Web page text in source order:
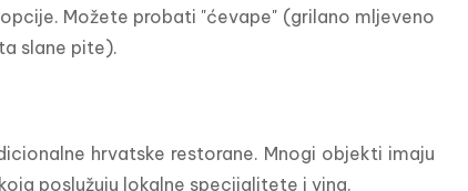
Možete probati "ćevape" (grilano mljeveno
slane pite).
hrvatske restorane. Mnogi objekti imaju
poslužuju lokalne specijalitete i vina.